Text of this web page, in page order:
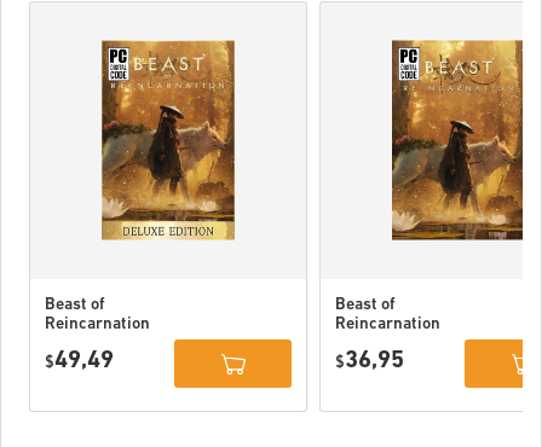
Beast of
Reincarnation
PC (STEAM)
$49,49
Beast of
Reincarnation
$36,95